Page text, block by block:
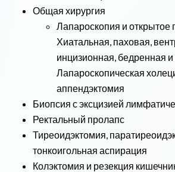
Общая хирургия
Лапароскопия и открытое
Хиатальная, паховая,
инцизионная, бедренная
Лапароскопическая
аппендэктомия
Биопсия с эксцизией
Ректальный пролапс
Тиреоидэктомия,
тонкоигольная аспирация
Колэктомия и резекция